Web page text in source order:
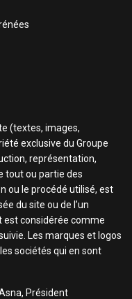
(textes, images,
exclusive du Groupe
représentation,
tout ou partie des
ou le procédé utilisé, est
du site ou de l’un
est considérée comme
Les marques et logos
sociétés qui en sont
Président